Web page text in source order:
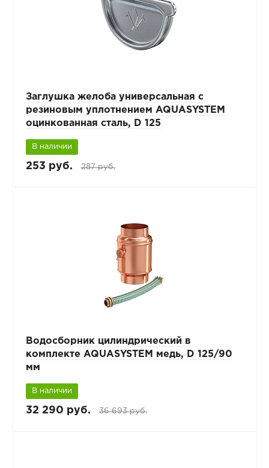
Заглушка желоба универсальная с
резиновым уплотнением AQUASYSTEM
оцинкованная сталь, D 125
В наличии
253 руб. 287 руб.
Водосборник цилиндрический в
комплекте AQUASYSTEM медь, D 125/90
мм
В наличии
32 290 руб. 36 693 руб.